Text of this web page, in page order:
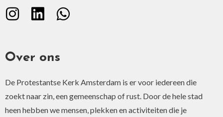
a
v
:
Over ons
De Protestantse Kerk Amsterdam is er voor iedereen die
zoekt naar zin, een gemeenschap of rust. Door de hele stad
heen hebben we mensen, plekken en activiteiten die je